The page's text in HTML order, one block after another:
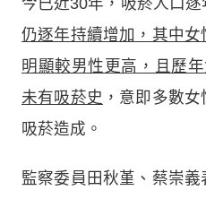
仍逐年持續增加，其中
明顯較男性更高，且歷
未有吸菸史 ，意即多數
吸菸造成。
監察委員田秋堇、蔡崇義